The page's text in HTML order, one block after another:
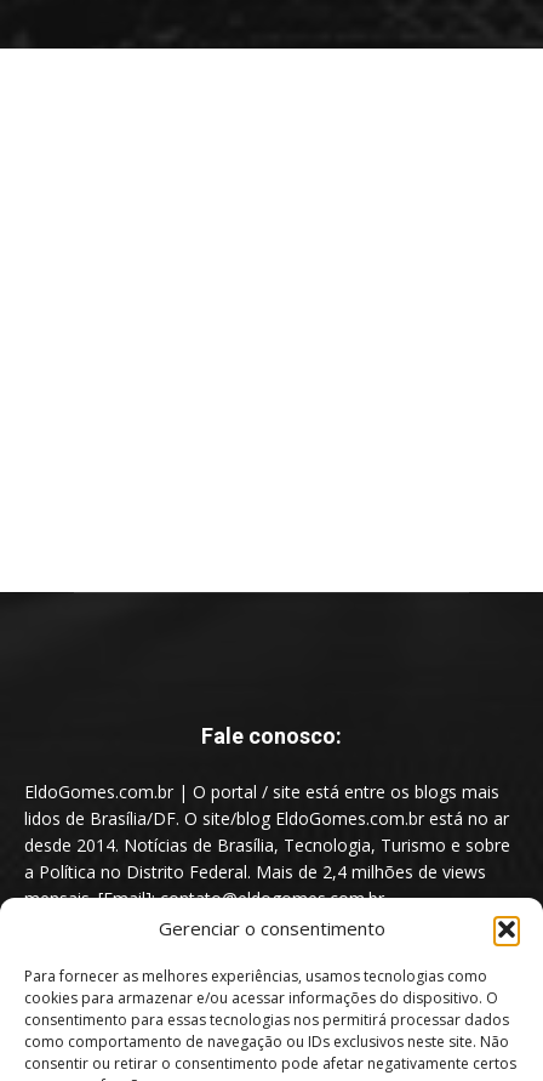
Gerenciar o consentimento
Para fornecer as melhores experiências, usamos tecnologias como
cookies para armazenar e/ou acessar informações do dispositivo. O
consentimento para essas tecnologias nos permitirá processar dados
como comportamento de navegação ou IDs exclusivos neste site. Não
consentir ou retirar o consentimento pode afetar negativamente certos
Fale conosco:
EldoGomes.com.br | O portal / site está entre os blogs mais
lidos de Brasília/DF. O site/blog EldoGomes.com.br está no ar
desde 2014. Notícias de Brasília, Tecnologia, Turismo e sobre
a Política no Distrito Federal. Mais de 2,4 milhões de views
mensais. [Email]: contato@eldogomes.com.br